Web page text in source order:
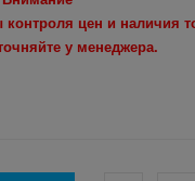
контроля цен и наличия
у менеджера.